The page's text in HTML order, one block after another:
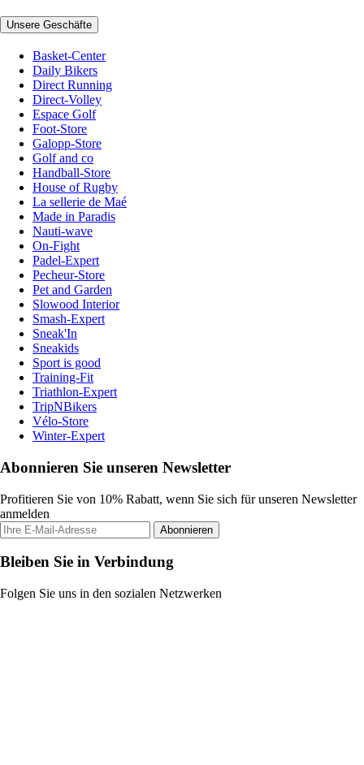
Unsere Geschäfte
Basket-Center
Daily Bikers
Direct Running
Direct-Volley
Espace Golf
Foot-Store
Galopp-Store
Golf and co
Handball-Store
House of Rugby
La sellerie de Maé
Made in Paradis
Nauti-wave
On-Fight
Padel-Expert
Pecheur-Store
Pet and Garden
Slowood Interior
Smash-Expert
Sneak'In
Sneakids
Sport is good
Training-Fit
Triathlon-Expert
TripNBikers
Vélo-Store
Winter-Expert
Abonnieren Sie unseren Newsletter
Profitieren Sie von 10% Rabatt, wenn Sie sich für unseren Newsletter
anmelden
Abonnieren
Bleiben Sie in Verbindung
Folgen Sie uns in den sozialen Netzwerken